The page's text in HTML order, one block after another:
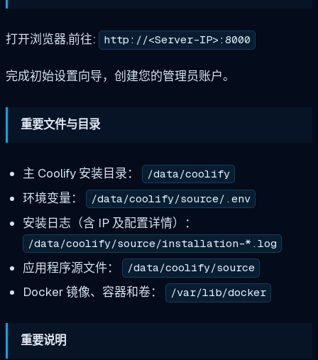
打开浏览器,前往: http://<Server-IP>:8000
完成初始设置向导，创建您的管理员账户。
重要文件与目录
主 Coolify 安装目录： /data/coolify
环境变量： /data/coolify/source/.env
安装日志（含 IP 及配置详情）：
/data/coolify/source/installation-*.log
应用程序源文件： /data/coolify/source
Docker 镜像、容器和卷： /var/lib/docker
重要说明